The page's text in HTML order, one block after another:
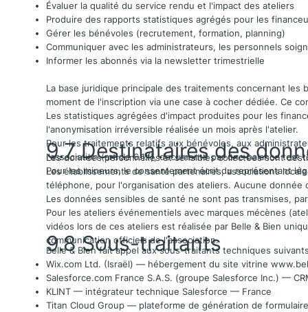
Évaluer la qualité du service rendu et l'impact des ateliers
Produire des rapports statistiques agrégés pour les
Gérer les bénévoles (recrutement, formation, planning)
Communiquer avec les administrateurs, les personnels
Informer les abonnés via la newsletter trimestrielle
La base juridique principale des traitements concernant les
moment de l'inscription via une case à cocher dédiée. Ce
Les statistiques agrégées d'impact produites pour les
l'anonymisation irréversible réalisée un mois après l'atelier.
Pour les traitements relatifs aux bénévoles, aux
l'association (article 6.1.f), documenté par une balance test
Pour les mineurs, le consentement écrit du représentant
9.7 Destinataires des
Les données personnelles et sensibles collectées sont
Les établissements de santé partenaires, associations
téléphone, pour l'organisation des ateliers. Aucune
Les données sensibles de santé ne sont pas transmises,
Pour les ateliers événementiels avec marques mécènes
vidéos lors de ces ateliers est réalisée par Belle & Bien
communication officiels de l'association.
9.8 Sous-traitants
Belle & Bien fait appel aux sous-traitants techniques
Wix.com Ltd. (Israël) — hébergement du site vitrine
Salesforce.com France S.A.S. (groupe Salesforce Inc.) —
KLINT — intégrateur technique Salesforce — France
Titan Cloud Group — plateforme de génération de